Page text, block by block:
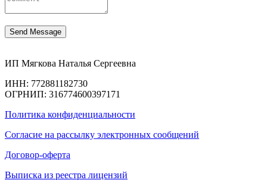
ИП Мягкова Наталья Сергеевна
ИНН: 772881182730
ОГРНИП: 316774600397171
Политика конфиденциальности
Согласие на рассылку электронных сообщений
Договор-оферта
Выписка из реестра лицензий